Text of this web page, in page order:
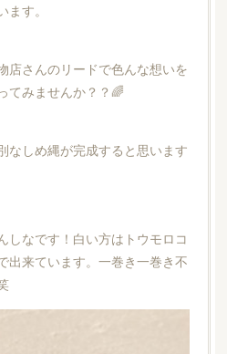
す。
店さんのリードで色んな想いを
てみませんか？？🌈
なしめ縄が完成すると思います
なです！白い方はトウモロコ
出来ています。一巻き一巻き不